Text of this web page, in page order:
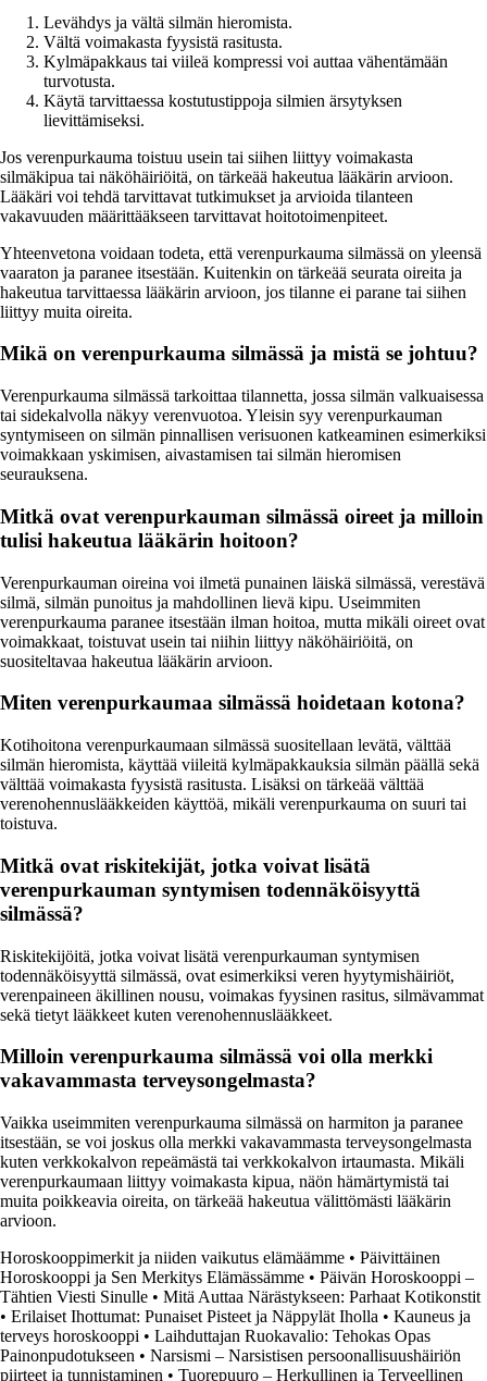
Levähdys ja vältä silmän hieromista.
Vältä voimakasta fyysistä rasitusta.
Kylmäpakkaus tai viileä kompressi voi auttaa vähentämään
turvotusta.
Käytä tarvittaessa kostutustippoja silmien ärsytyksen
lievittämiseksi.
Jos verenpurkauma toistuu usein tai siihen liittyy voimakasta
silmäkipua tai näköhäiriöitä, on tärkeää hakeutua lääkärin arvioon.
Lääkäri voi tehdä tarvittavat tutkimukset ja arvioida tilanteen
vakavuuden määrittääkseen tarvittavat hoitotoimenpiteet.
Yhteenvetona voidaan todeta, että verenpurkauma silmässä on yleensä
vaaraton ja paranee itsestään. Kuitenkin on tärkeää seurata oireita ja
hakeutua tarvittaessa lääkärin arvioon, jos tilanne ei parane tai siihen
liittyy muita oireita.
Mikä on verenpurkauma silmässä ja mistä se johtuu?
Verenpurkauma silmässä tarkoittaa tilannetta, jossa silmän valkuaisessa
tai sidekalvolla näkyy verenvuotoa. Yleisin syy verenpurkauman
syntymiseen on silmän pinnallisen verisuonen katkeaminen esimerkiksi
voimakkaan yskimisen, aivastamisen tai silmän hieromisen
seurauksena.
Mitkä ovat verenpurkauman silmässä oireet ja milloin
tulisi hakeutua lääkärin hoitoon?
Verenpurkauman oireina voi ilmetä punainen läiskä silmässä, verestävä
silmä, silmän punoitus ja mahdollinen lievä kipu. Useimmiten
verenpurkauma paranee itsestään ilman hoitoa, mutta mikäli oireet ovat
voimakkaat, toistuvat usein tai niihin liittyy näköhäiriöitä, on
suositeltavaa hakeutua lääkärin arvioon.
Miten verenpurkaumaa silmässä hoidetaan kotona?
Kotihoitona verenpurkaumaan silmässä suositellaan levätä, välttää
silmän hieromista, käyttää viileitä kylmäpakkauksia silmän päällä sekä
välttää voimakasta fyysistä rasitusta. Lisäksi on tärkeää välttää
verenohennuslääkkeiden käyttöä, mikäli verenpurkauma on suuri tai
toistuva.
Mitkä ovat riskitekijät, jotka voivat lisätä
verenpurkauman syntymisen todennäköisyyttä
silmässä?
Riskitekijöitä, jotka voivat lisätä verenpurkauman syntymisen
todennäköisyyttä silmässä, ovat esimerkiksi veren hyytymishäiriöt,
verenpaineen äkillinen nousu, voimakas fyysinen rasitus, silmävammat
sekä tietyt lääkkeet kuten verenohennuslääkkeet.
Milloin verenpurkauma silmässä voi olla merkki
vakavammasta terveysongelmasta?
Vaikka useimmiten verenpurkauma silmässä on harmiton ja paranee
itsestään, se voi joskus olla merkki vakavammasta terveysongelmasta
kuten verkkokalvon repeämästä tai verkkokalvon irtaumasta. Mikäli
verenpurkaumaan liittyy voimakasta kipua, näön hämärtymistä tai
muita poikkeavia oireita, on tärkeää hakeutua välittömästi lääkärin
arvioon.
Horoskooppimerkit ja niiden vaikutus elämäämme • Päivittäinen
Horoskooppi ja Sen Merkitys Elämässämme • Päivän Horoskooppi –
Tähtien Viesti Sinulle • Mitä Auttaa Närästykseen: Parhaat Kotikonstit
• Erilaiset Ihottumat: Punaiset Pisteet ja Näppylät Iholla • Kauneus ja
terveys horoskooppi • Laihduttajan Ruokavalio: Tehokas Opas
Painonpudotukseen • Narsismi – Narsistisen persoonallisuushäiriön
piirteet ja tunnistaminen • Tuorepuuro – Herkullinen ja Terveellinen